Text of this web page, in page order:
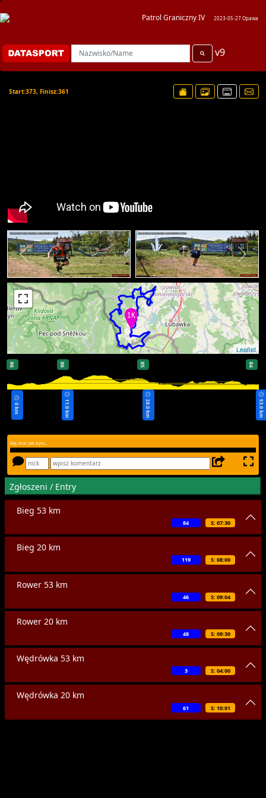
Patrol Graniczny IV 2023-05-27 Opawa
v9
Start:373, Finisz:361
Leaflet
0 km
86 86
11.0 km
85
28.0 km
84
53.0 km
Daj znać jak było...
Zgłoszeni / Entry
Bieg 53 km
S: 07:30
84
Bieg 20 km
S: 08:00
119
Rower 53 km
S: 09:04
46
Rower 20 km
S: 09:30
48
Wędrówka 53 km
S: 04:00
3
Wędrówka 20 km
S: 10:01
61